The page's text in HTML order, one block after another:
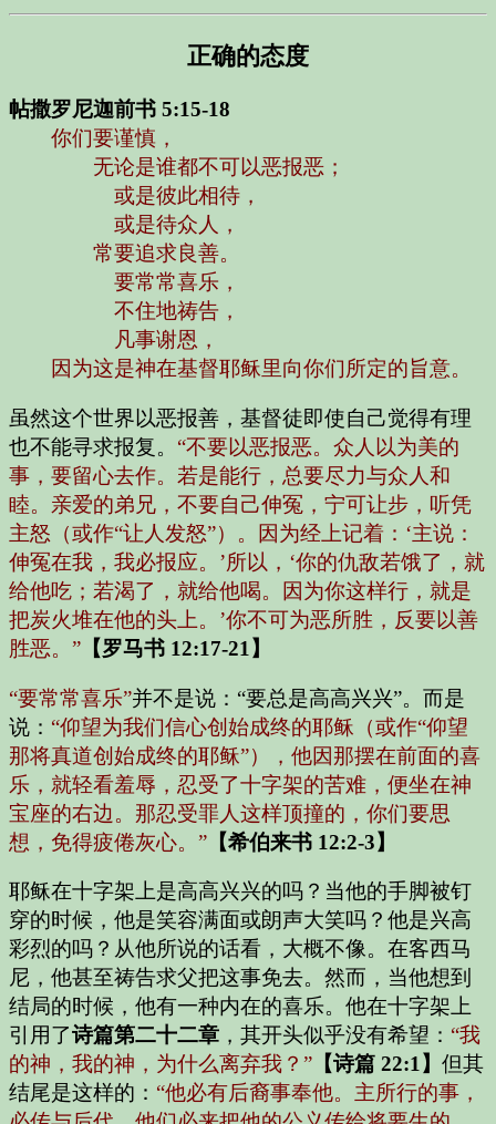
正确的态度
帖撒罗尼迦前书 5:15-18
你们要谨慎，
无论是谁都不可以恶报恶；
或是彼此相待，
或是待众人，
常要追求良善。
要常常喜乐，
不住地祷告，
凡事谢恩，
因为这是神在基督耶稣里向你们所定的旨意。
虽然这个世界以恶报善，基督徒即使自己觉得有理
也不能寻求报复。 “不要以恶报恶。众人以为美的
事，要留心去作。若是能行，总要尽力与众人和
睦。亲爱的弟兄，不要自己伸冤，宁可让步，听凭
主怒（或作“让人发怒”）。因为经上记着：‘主说：
伸冤在我，我必报应。’所以，‘你的仇敌若饿了，就
给他吃；若渴了，就给他喝。因为你这样行，就是
把炭火堆在他的头上。’你不可为恶所胜，反要以善
胜恶。” 【罗马书 12:17-21】
“要常常喜乐”并不是说：“要总是高高兴兴”。而是
说： “仰望为我们信心创始成终的耶稣（或作“仰望
那将真道创始成终的耶稣”），他因那摆在前面的喜
乐，就轻看羞辱，忍受了十字架的苦难，便坐在神
宝座的右边。那忍受罪人这样顶撞的，你们要思
想，免得疲倦灰心。” 【希伯来书 12:2-3】
耶稣在十字架上是高高兴兴的吗？当他的手脚被钉
穿的时候，他是笑容满面或朗声大笑吗？他是兴高
彩烈的吗？从他所说的话看，大概不像。在客西马
尼，他甚至祷告求父把这事免去。然而，当他想到
结局的时候，他有一种内在的喜乐。他在十字架上
引用了诗篇第二十二章 ，其开头似乎没有希望： “我
的神，我的神，为什么离弃我？” 【诗篇 22:1】 但其
结尾是这样的： “他必有后裔事奉他。主所行的事，